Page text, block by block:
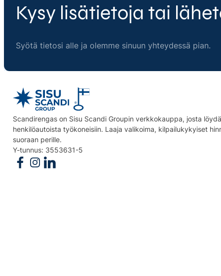
Kysy lisätietoja tai
Syötä tietosi alle ja olemme sinuun yhteydessä pian.
Scandirengas on Sisu Scandi Groupin verkkokauppa, josta
henkilöautoista työkoneisiin. Laaja valikoima, kilpailukykyiset
suoraan perille.
Y-tunnus: 3553631-5
Follow us on Facebook
Follow us on Instagram
Follow us on Linkedin